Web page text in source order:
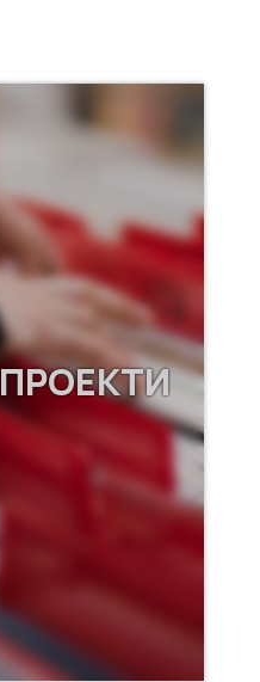
ПРОЕКТИ